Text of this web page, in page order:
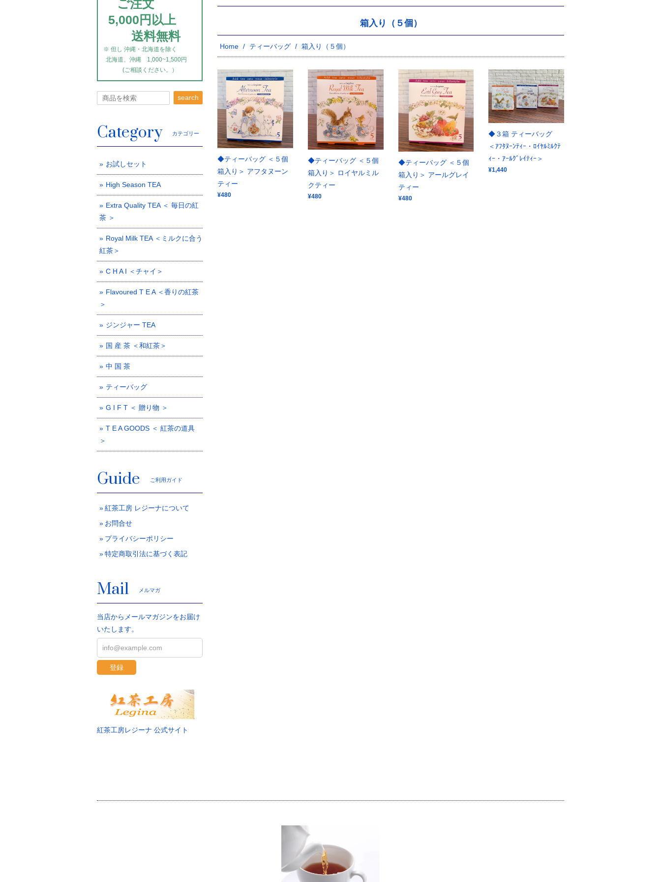
箱入り（５個）
Home ティーバッグ 箱入り（５個）
◆ティーバッグ ＜５個
箱入り＞ アフタヌーン
ティー
¥480
◆ティーバッグ ＜５個
箱入り＞ ロイヤルミル
クティー
¥480
◆ティーバッグ ＜５個
箱入り＞ アールグレイ
ティー
¥480
◆３箱 ティーバッグ
＜ｱﾌﾀﾇｰﾝﾃｨｰ・ﾛｲﾔﾙﾐﾙｸﾃ
ｨｰ・ｱｰﾙｸﾞﾚｲﾃｨｰ＞
¥1,440
ご注文
5,000円以上
送料無料
※ 但し 沖縄・北海道を除く
北海道、沖縄 1,000~1,500円
(ご相談ください。）
search
Category カテゴリー
お試しセット
High Season TEA
Extra Quality TEA ＜ 毎日の紅
茶 ＞
Royal Milk TEA ＜ミルクに合う
紅茶＞
C H A I ＜チャイ＞
Flavoured T E A ＜香りの紅茶
＞
ジンジャー TEA
国 産 茶 ＜和紅茶＞
中 国 茶
ティーバッグ
G I F T ＜ 贈り物 ＞
T E A GOODS ＜ 紅茶の道具
＞
Guide ご利用ガイド
紅茶工房 レジーナについて
お問合せ
プライバシーポリシー
特定商取引法に基づく表記
Mail メルマガ
当店からメールマガジンをお届け
いたします。
登録
紅茶工房レジーナ 公式サイト